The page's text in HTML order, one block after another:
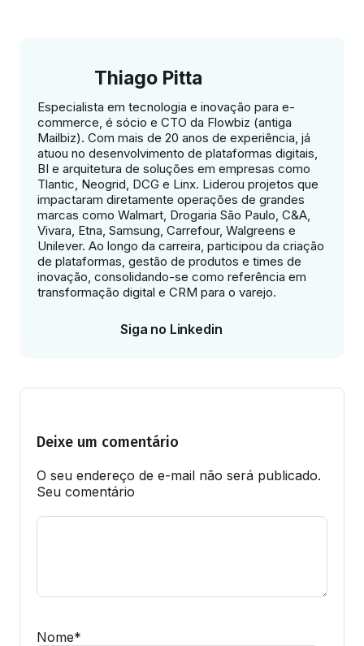
Thiago Pitta
Especialista em tecnologia e inovação para e-
commerce, é sócio e CTO da Flowbiz (antiga
Mailbiz). Com mais de 20 anos de experiência, já
atuou no desenvolvimento de plataformas digitais,
BI e arquitetura de soluções em empresas como
Tlantic, Neogrid, DCG e Linx. Liderou projetos que
impactaram diretamente operações de grandes
marcas como Walmart, Drogaria São Paulo, C&A,
Vivara, Etna, Samsung, Carrefour, Walgreens e
Unilever. Ao longo da carreira, participou da criação
de plataformas, gestão de produtos e times de
inovação, consolidando-se como referência em
transformação digital e CRM para o varejo.
Siga no Linkedin
Deixe um comentário
O seu endereço de e-mail não será publicado.
Seu comentário
Nome*